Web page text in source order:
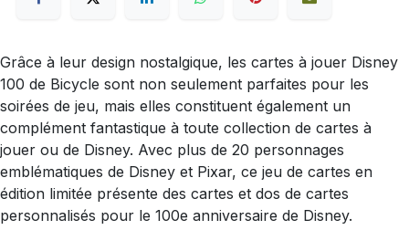
Grâce à leur design nostalgique, les cartes à jouer Disney
100 de Bicycle sont non seulement parfaites pour les
soirées de jeu, mais elles constituent également un
complément fantastique à toute collection de cartes à
jouer ou de Disney. Avec plus de 20 personnages
emblématiques de Disney et Pixar, ce jeu de cartes en
édition limitée présente des cartes et dos de cartes
personnalisés pour le 100e anniversaire de Disney.